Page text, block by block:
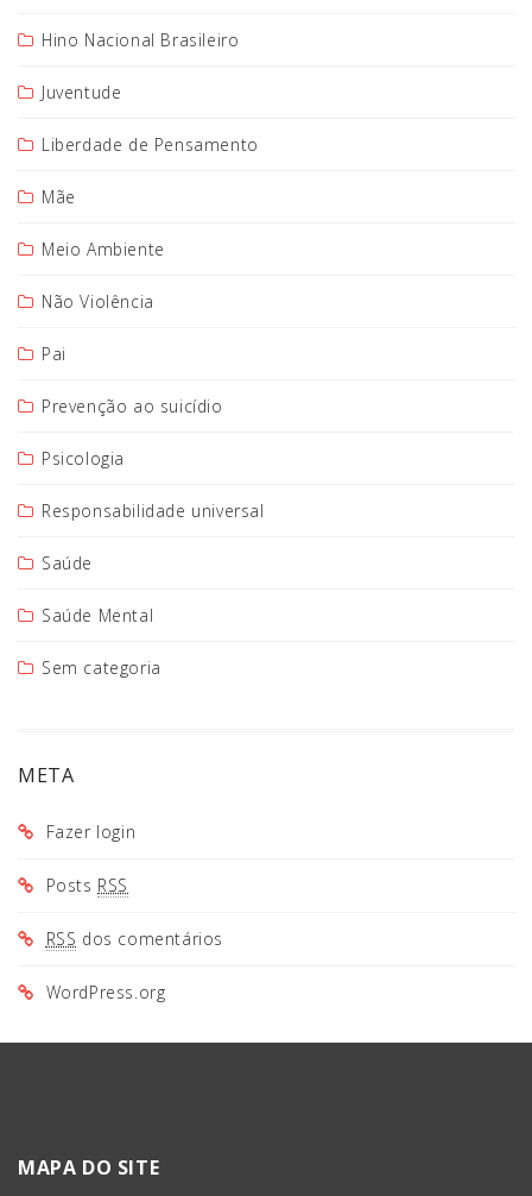
Hino Nacional Brasileiro
Juventude
Liberdade de Pensamento
Mãe
Meio Ambiente
Não Violência
Pai
Prevenção ao suicídio
Psicologia
Responsabilidade universal
Saúde
Saúde Mental
Sem categoria
META
Fazer login
Posts RSS
RSS dos comentários
WordPress.org
MAPA DO SITE